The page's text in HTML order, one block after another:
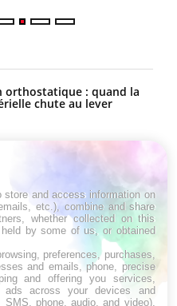
orthostatique : quand la
chute au lever
: une déformation des
aux conséquences
(Sclérose latérale
store and access information on
etc.), combine and share
whether collected on this
by some of us, or obtained
preferences, purchases,
and emails, phone, precise
and offering you services,
ads across your devices and
phone, audio, and video),